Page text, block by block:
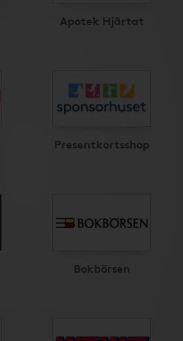
Apotek Hjärtat
Presentkortsshop
Bokbörsen